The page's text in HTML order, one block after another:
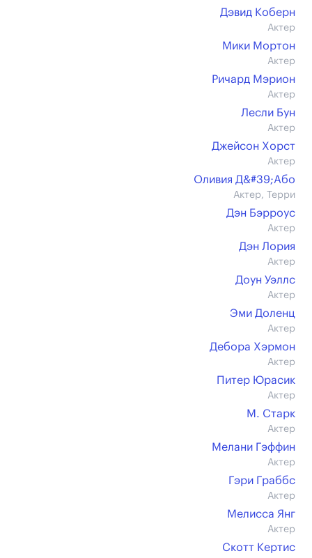
Дэвид Коберн
Актер
Мики Мортон
Актер
Ричард Мэрион
Актер
Лесли Бун
Актер
Джейсон Хорст
Актер
Оливия Д&#39;Або
Актер, Терри
Дэн Бэрроус
Актер
Дэн Лория
Актер
Доун Уэллс
Актер
Эми Доленц
Актер
Дебора Хэрмон
Актер
Питер Юрасик
Актер
М. Старк
Актер
Мелани Гэффин
Актер
Гэри Граббс
Актер
Мелисса Янг
Актер
Скотт Кертис